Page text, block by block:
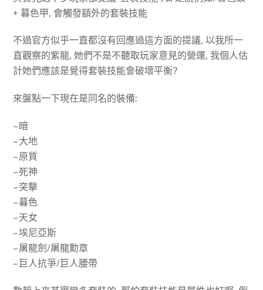
+ 暮色甲, 會觸發額外的套裝技能
不過官方似乎一直都沒有回應過這方面的提議, 以我所一
直觀察的紫龍, 她們不是不聽取玩家意見的營運, 我個人估
計她們應該是覺得套裝技能會破壞平衡?
來盤點一下現在是同名的裝備:
– 暗
– 大地
– 原質
– 死神
– 突擊
– 暮色
– 天女
– 埃尼亞斯
– 屠龍劍/屠龍勳章
– 巨人抗爭/巨人腰帶